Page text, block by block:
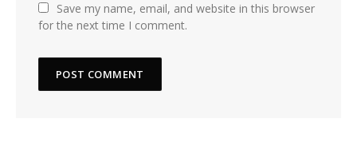
Save my name, email, and website in this browser
for the next time I comment.